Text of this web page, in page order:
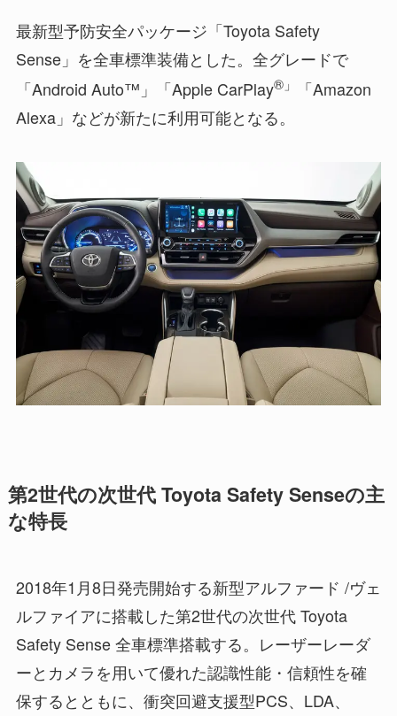
最新型予防安全パッケージ「Toyota Safety
Sense」を全車標準装備とした。全グレードで
「Android Auto™」「Apple CarPlay®」
「Amazon
Alexa」などが新たに利用可能となる。
第2世代の次世代 Toyota Safety Senseの主
な特長
2018年1月8日発売開始する新型アルファード /ヴェ
ルファイアに搭載した第2世代の次世代 Toyota
Safety Sense 全車標準搭載する。レーザーレーダ
ーとカメラを用いて優れた認識性能・信頼性を確
保するとともに、衝突回避支援型PCS、LDA、